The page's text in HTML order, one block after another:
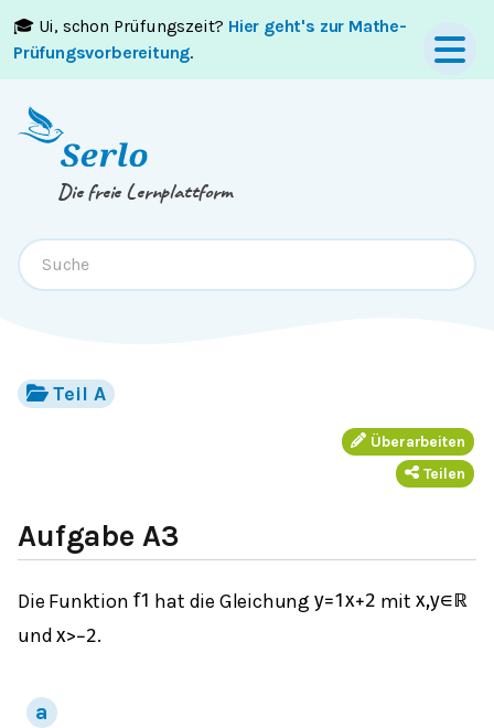
🎓 Ui, schon Prüfungszeit? Hier geht's zur Mathe-
Prüfungsvorbereitung.
Springe zumInhaltoderFooter
Die freie Lernplattform
Teil A
Überarbeiten
Teilen
Aufgabe A3
Die Funktion f1 hat die Gleichung y=1 x+2 mit x,y∈ ℝ
undx>−2.